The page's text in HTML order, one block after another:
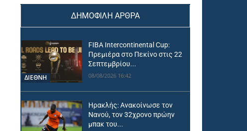
ΔΗΜΟΦΙΛΗ ΑΡΘΡΑ
ΔΙΕΘΝΗ
FIBA Intercontinental Cup:
Πρεμιέρα στο Πεκίνο στις 22
Σεπτεμβρίου...
08/08/2026 16:42
Ηρακλής: Ανακοίνωσε τον
Νανού, τον 32χρονο πρώην
μπακ του...